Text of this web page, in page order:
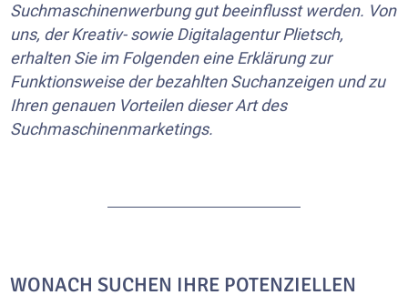
Suchmaschinenwerbung gut beeinflusst werden. Von
uns, der Kreativ- sowie Digitalagentur Plietsch,
erhalten Sie im Folgenden eine Erklärung zur
Funktionsweise der bezahlten Suchanzeigen und zu
Ihren genauen Vorteilen dieser Art des
Suchmaschinenmarketings.
WONACH SUCHEN IHRE POTENZIELLEN